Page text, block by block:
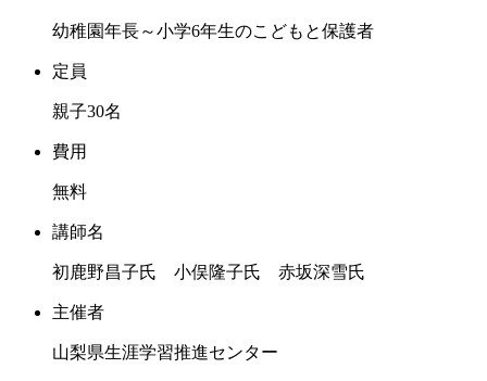
幼稚園年長～小学6年生のこどもと保護者
定員
親子30名
費用
無料
講師名
初鹿野昌子氏 小俣隆子氏 赤坂深雪氏
主催者
山梨県生涯学習推進センター